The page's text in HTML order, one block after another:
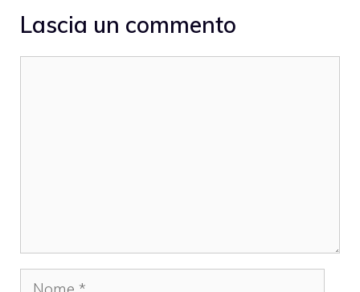
Lascia un commento
Nome